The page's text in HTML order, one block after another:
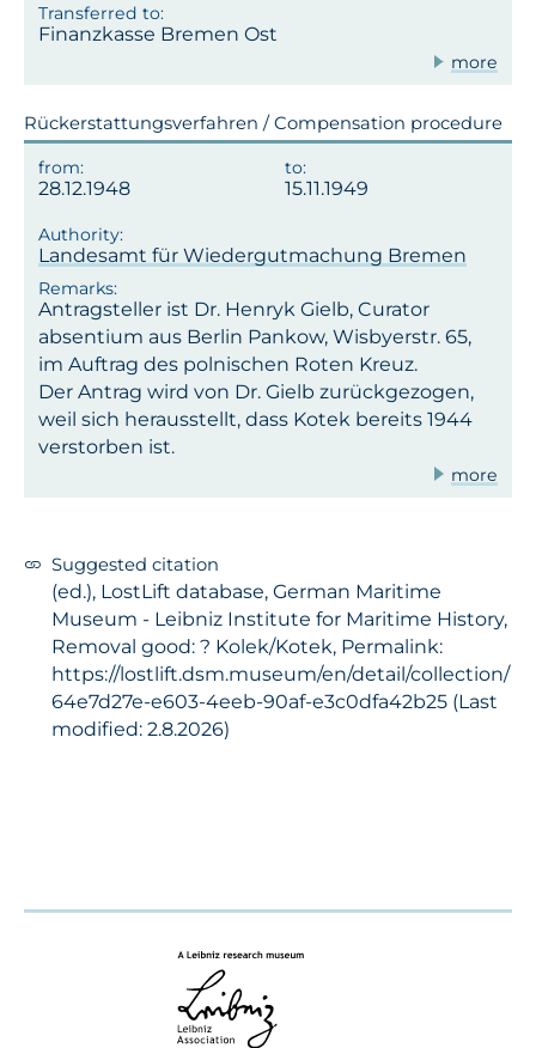
Finanzkasse Bremen Ost
more
Rückerstattungsverfahren / Compensation procedure
28.12.1948 15.11.1949
Landesamt für Wiedergutmachung Bremen
Antragsteller ist Dr. Henryk Gielb, Curator
absentium aus Berlin Pankow, Wisbyerstr. 65,
im Auftrag des polnischen Roten Kreuz.
Der Antrag wird von Dr. Gielb zurückgezogen,
weil sich herausstellt, dass Kotek bereits 1944
verstorben ist.
more
Suggested citation
(ed.), LostLift database, German Maritime
Museum - Leibniz Institute for Maritime History,
Removal good: ? Kolek/Kotek, Permalink:
https://lostlift.dsm.museum/en/detail/collection/
64e7d27e-e603-4eeb-90af-e3c0dfa42b25 (Last
modified: 2.8.2026)